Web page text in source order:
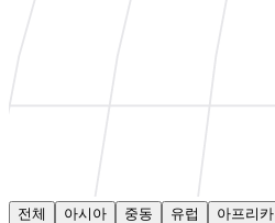
전체 아시아 중동 유럽 아프리카